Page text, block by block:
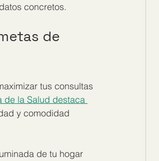
concretos.
de
tus consultas
de la Salud destaca
y comodidad
de tu hogar